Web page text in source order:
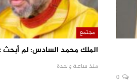
0
مجتمع
الملك محمد السادس: لم
منذ ساعة واحدة